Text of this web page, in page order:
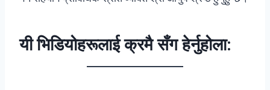
यी भिडियोहरूलाई क्रमै सँग हेर्नुहोला: